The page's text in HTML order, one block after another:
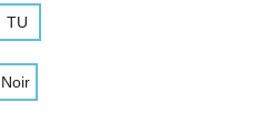
TU
Noir